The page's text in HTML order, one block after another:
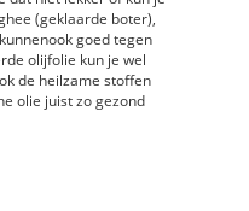
(geklaarde boter),
goed tegen
olijfolie kun je wel
de heilzame stoffen
olie juist zo gezond